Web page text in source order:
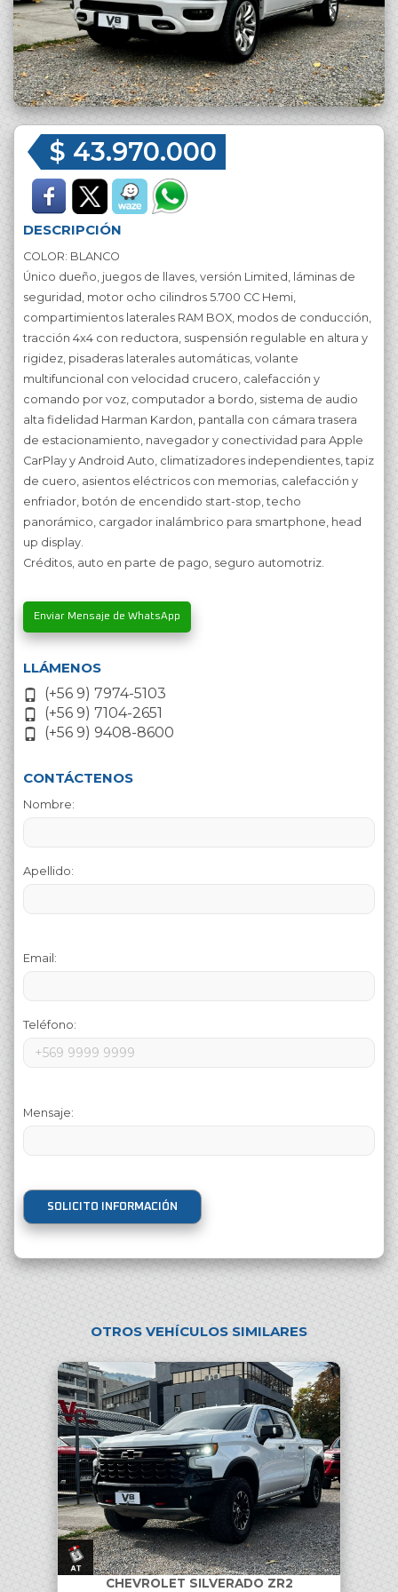
$ 43.970.000
DESCRIPCIÓN
COLOR: BLANCO
Único dueño, juegos de llaves, versión Limited, láminas de
seguridad, motor ocho cilindros 5.700 CC Hemi,
compartimientos laterales RAM BOX, modos de conducción,
tracción 4x4 con reductora, suspensión regulable en altura y
rigidez, pisaderas laterales automáticas, volante
multifuncional con velocidad crucero, calefacción y
comando por voz, computador a bordo, sistema de audio
alta fidelidad Harman Kardon, pantalla con cámara trasera
de estacionamiento, navegador y conectividad para Apple
CarPlay y Android Auto, climatizadores independientes, tapiz
de cuero, asientos eléctricos con memorias, calefacción y
enfriador, botón de encendido start-stop, techo
panorámico, cargador inalámbrico para smartphone, head
up display.
Créditos, auto en parte de pago, seguro automotriz.
Enviar Mensaje de WhatsApp
LLÁMENOS
(+56 9) 7974-5103
(+56 9) 7104-2651
(+56 9) 9408-8600
CONTÁCTENOS
Nombre:
Apellido:
Email:
Teléfono:
Mensaje:
SOLICITO INFORMACIÓN
OTROS VEHÍCULOS SIMILARES
CHEVROLET SILVERADO ZR2